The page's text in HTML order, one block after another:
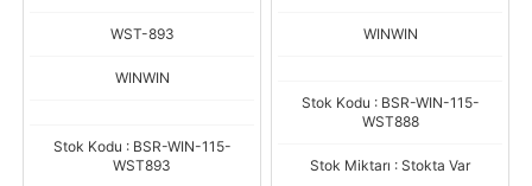
KALINLIK:32
WST-893
WINWIN
Stok Kodu : BSR-WIN-115-
WST893
DIŞ:118 İÇ:92 K.32.5
WINWIN
Stok Kodu : BSR-WIN-115-
WST888
Stok Miktarı : Stokta Var